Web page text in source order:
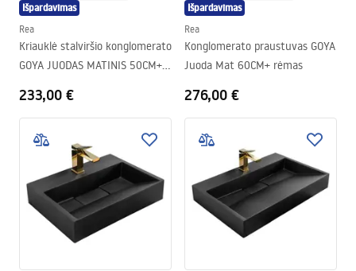
Išpardavimas
Rea
Kriauklė stalviršio konglomerato
GOYA JUODAS MATINIS 50CM+
233,00 €
Išpardavimas
Rea
Konglomerato praustuvas GOYA
Juoda Mat 60CM+ rėmas
276,00 €